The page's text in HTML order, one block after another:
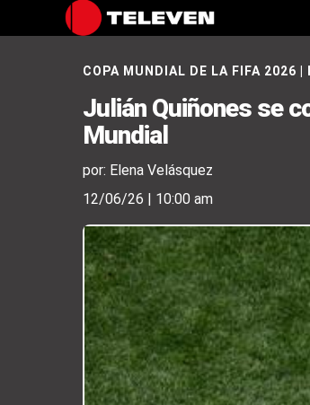
COPA MUNDIAL DE LA FIFA 2026
Julián Quiñones se
Mundial
por: Elena Velásquez
12/06/26 | 10:00 am